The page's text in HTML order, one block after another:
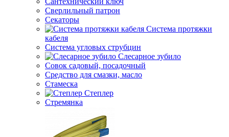
Сверлильный патрон
Секаторы
Система протяжки
кабеля
Система угловых струбцин
Слесарное зубило
Совок садовый, посадочный
Средство для смазки, масло
Стамеска
Степлер
Стремянка